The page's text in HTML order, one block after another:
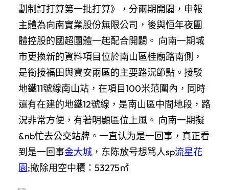
劃制訂打算第一批打算》，分兩期開闢，申報
主體為向南實業股份無限公司，後與恒年夜團
體控股的國超團體一起配合開闢。 向南一期城
市更換新的資料項目位於南山區桂廟路南側，
是銜接福田與寶安兩區的主要路況節點。接駁
地鐵11號線南山站，在項目100米范圍內，同時
還有在建的地鐵12號線，是南山區中間地段，路
況非常方便，有著明顯區位上風。 向南一期擬
&nb忙去公交站牌。一直认为是一回事，真正看
到是一回事金大城 ，东陈放号想骂人sp流星花
園;撤除用空中積：53275㎡